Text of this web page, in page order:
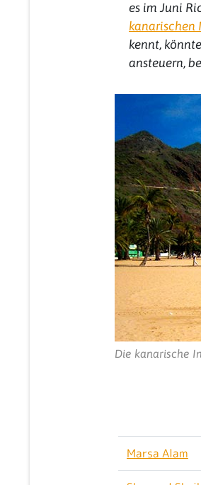
es im Juni
kanarischen
kennt,
ansteuern,
Die kanarische
Marsa Alam